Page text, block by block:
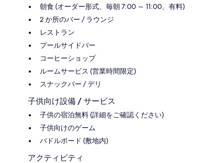
朝食 (オーダー形式、毎朝 7:00 ～ 11:00、有料)
2 か所のバー / ラウンジ
レストラン
プールサイドバー
コーヒーショップ
ルームサービス (営業時間限定)
スナックバー / デリ
子供向け設備 / サービス
子供の宿泊無料 (詳細をご確認ください)
子供向けのゲーム
パドルボード (敷地内)
アクティビティ